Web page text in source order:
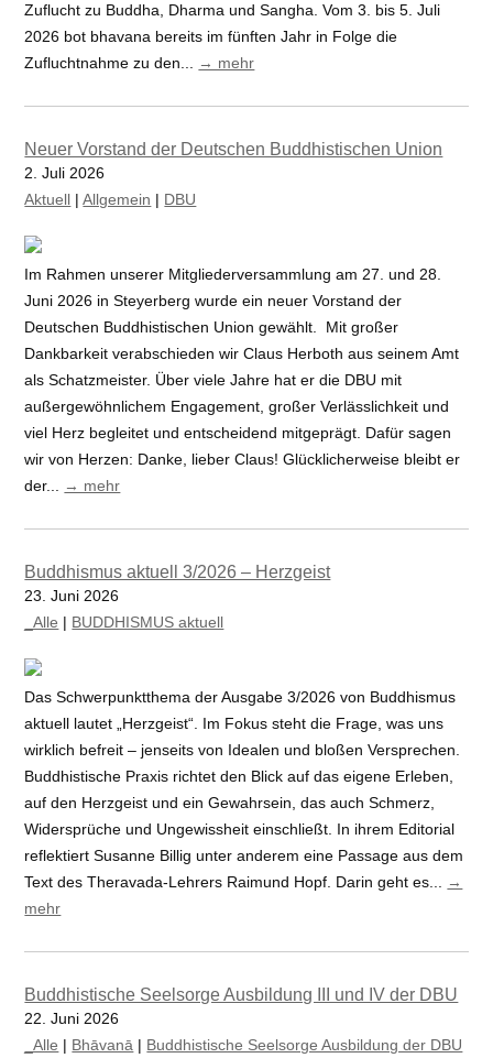
Zuflucht zu Buddha, Dharma und Sangha. Vom 3. bis 5. Juli
2026 bot bhavana bereits im fünften Jahr in Folge die
Zufluchtnahme zu den...
→ mehr
Neuer Vorstand der Deutschen Buddhistischen Union
2. Juli 2026
Aktuell |Allgemein | DBU
Im Rahmen unserer Mitgliederversammlung am 27. und 28.
Juni 2026 in Steyerberg wurde ein neuer Vorstand der
Deutschen Buddhistischen Union gewählt. Mit großer
Dankbarkeit verabschieden wir Claus Herboth aus seinem Amt
als Schatzmeister. Über viele Jahre hat er die DBU mit
außergewöhnlichem Engagement, großer Verlässlichkeit und
viel Herz begleitet und entscheidend mitgeprägt. Dafür sagen
wir von Herzen: Danke, lieber Claus! Glücklicherweise bleibt er
der...
→ mehr
Buddhismus aktuell 3/2026 – Herzgeist
23. Juni 2026
_Alle | BUDDHISMUS aktuell
Das Schwerpunktthema der Ausgabe 3/2026 von Buddhismus
aktuell lautet „Herzgeist“. Im Fokus steht die Frage, was uns
wirklich befreit – jenseits von Idealen und bloßen Versprechen.
Buddhistische Praxis richtet den Blick auf das eigene Erleben,
auf den Herzgeist und ein Gewahrsein, das auch Schmerz,
Widersprüche und Ungewissheit einschließt. In ihrem Editorial
reflektiert Susanne Billig unter anderem eine Passage aus dem
Text des Theravada-Lehrers Raimund Hopf. Darin geht es...
→
mehr
Buddhistische Seelsorge Ausbildung III und IV der DBU
22. Juni 2026
_Alle | Bhāvanā | Buddhistische Seelsorge Ausbildung der DBU